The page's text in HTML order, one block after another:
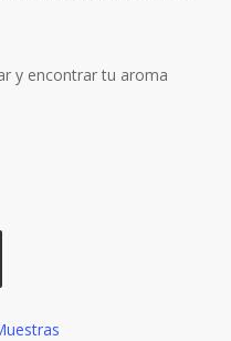
y encontrar tu aroma